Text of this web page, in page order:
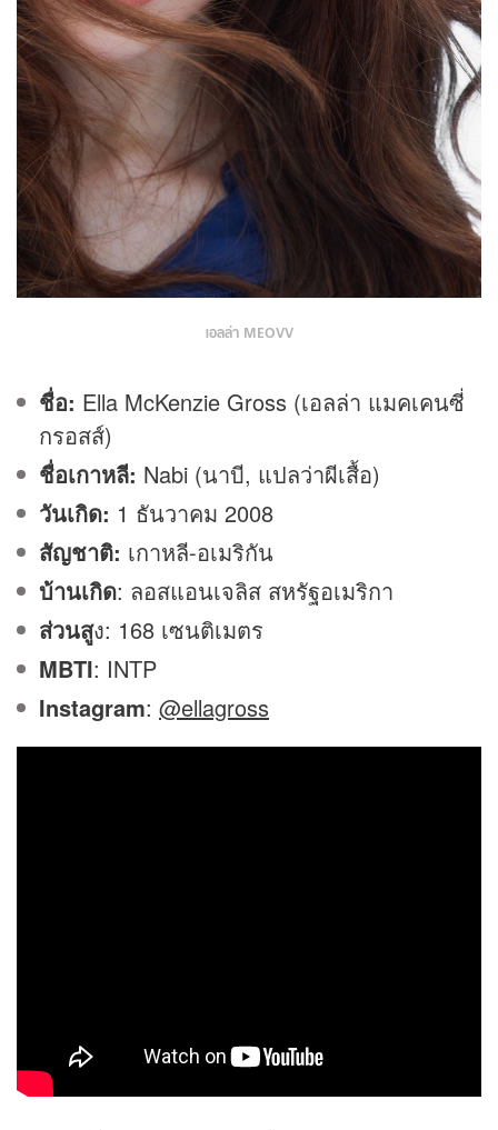
เอลล่า MEOVV
ชื่อ: Ella McKenzie Gross (เอลล่า แมคเคนซี่
กรอสส์)
ชื่อเกาหลี: Nabi (นาบี, แปลว่าผีเสื้อ)
วันเกิด: 1 ธันวาคม 2008
สัญชาติ: เกาหลี-อเมริกัน
บ้านเกิด: ลอสแอนเจลิส สหรัฐอเมริกา
ส่วนสูง: 168 เซนติเมตร
MBTI: INTP
Instagram: @ellagross